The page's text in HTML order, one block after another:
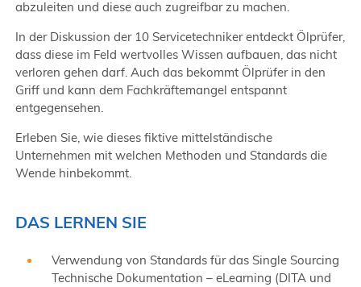
abzuleiten und diese auch zugreifbar zu machen.
In der Diskussion der 10 Servicetechniker entdeckt Ölprüfer,
dass diese im Feld wertvolles Wissen aufbauen, das nicht
verloren gehen darf. Auch das bekommt Ölprüfer in den
Griff und kann dem Fachkräftemangel entspannt
entgegensehen.
Erleben Sie, wie dieses fiktive mittelständische
Unternehmen mit welchen Methoden und Standards die
Wende hinbekommt.
DAS LERNEN SIE
Verwendung von Standards für das Single Sourcing
Technische Dokumentation – eLearning (DITA und